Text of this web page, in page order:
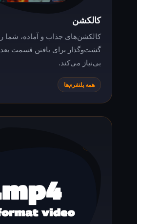
کالکشن‌های جذاب و آماده، شما را از
گشت‌وگذار برای یافتن قسمت بعدی هر محتوا
بی‌نیاز می‌کند.
همه پلتفرم‌ها